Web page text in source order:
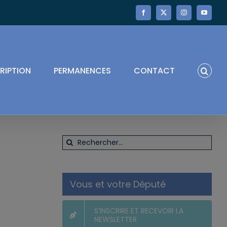
Facebook
X InstagramYouTube
PERMANENCES CONTACT
Rechercher:
Vous et votre Député
S’INSCRIRE ET RECEVOIR LA
NEWSLETTER